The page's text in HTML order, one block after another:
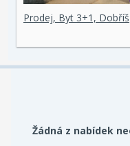
Prodej, Byt 3+1, Dobříš
Žádná z nabídek